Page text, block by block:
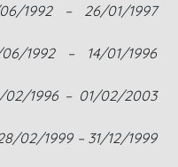
1992 – 26/01/1997
1992 – 14/01/1996
02/1996 – 01/02/2003
02/1999 – 31/12/1999